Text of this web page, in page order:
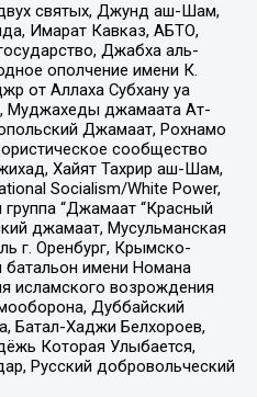
святых, Джунд аш-Шам,
Имарат Кавказ, АБТО,
Джабха аль-
ополчение имени К.
от Аллаха Субхану уа
Муджахеды джамаата Ат-
Джамаат, Рохнамо
сообщество
Хайят Тахрир аш-Шам,
Socialism/White Power,
группа “Джамаат “Красный
джамаат, Мусульманская
г. Оренбург, Крымско-
батальон имени Номана
исламского возрождения
Дуббайский
Батал-Хаджи Белхороев,
Которая Улыбается,
Русский добровольческий